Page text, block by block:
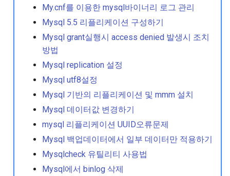
Valgrind를 이용한 메모리
크
Xenserver gpt disallow
Yum changelog 사용하기
Yum update 주소 변경하기
Yum update시 커널빼고 업
My.cnf를 이용한 mysql바이너리 로그 관리
Mysql 5.5 리플리케이션 구성하기
Mysql grant실행시 access denied 발생시 조치
방법
Mysql replication 설정
Mysql utf8설정
Mysql 기반의 리플리케이션 및 mmm 설치
Mysql 데이터값 변경하기
mysql 리플리케이션 UUID오류문제
Mysql 백업데이터에서 일부 데이터만 적용하기
Mysqlcheck 유틸리티 사용법
Mysql에서 binlog 삭제